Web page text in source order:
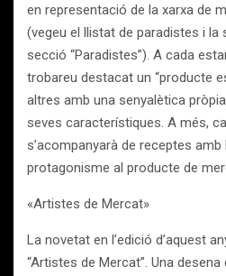
en representació de la xarxa de
(vegeu el llistat de paradistes i la
secció “Paradistes”). A cada
trobareu destacat un “producte
altres amb una senyalètica
seves característiques. A més,
s’acompanyarà de receptes
protagonisme al producte de
«Artistes de Mercat»
La novetat en l’edició d’aquest
“Artistes de Mercat”. Una